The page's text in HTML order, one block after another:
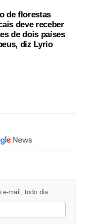
de florestas
deve receber
de dois países
diz Lyrio
mail, todo dia.